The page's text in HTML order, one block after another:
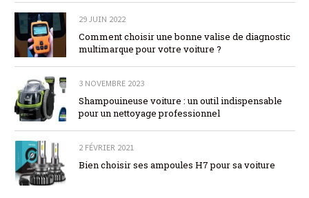
29 JUIN 2022
Comment choisir une bonne valise de diagnostic
multimarque pour votre voiture ?
3 NOVEMBRE 2023
Shampouineuse voiture : un outil indispensable
pour un nettoyage professionnel
2 FÉVRIER 2021
Bien choisir ses ampoules H7 pour sa voiture